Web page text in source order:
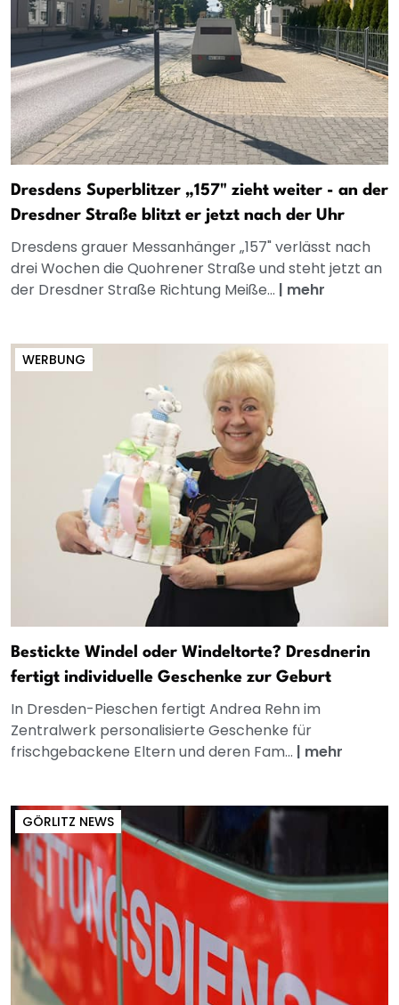
Dresdens Superblitzer „157" zieht weiter - an der
Dresdner Straße blitzt er jetzt nach der Uhr
Dresdens grauer Messanhänger „157" verlässt nach
drei Wochen die Quohrener Straße und steht jetzt an
der Dresdner Straße Richtung Meiße... | mehr
WERBUNG
Bestickte Windel oder Windeltorte? Dresdnerin
fertigt individuelle Geschenke zur Geburt
In Dresden-Pieschen fertigt Andrea Rehn im
Zentralwerk personalisierte Geschenke für
frischgebackene Eltern und deren Fam... | mehr
GÖRLITZ NEWS